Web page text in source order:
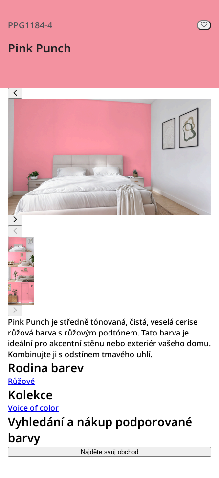
PPG1184-4
Pink Punch
Pink Punch je středně tónovaná, čistá, veselá cerise
růžová barva s růžovým podtónem. Tato barva je
ideální pro akcentní stěnu nebo exteriér vašeho domu.
Kombinujte ji s odstínem tmavého uhlí.
Rodina barev
Růžové
Kolekce
Voice of color
Vyhledání a nákup podporované
barvy
Najděte svůj obchod